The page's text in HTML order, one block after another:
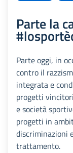
Parte la
Parte oggi, in
contro il
integrata e
progetti
e società
progetti in
discriminazioni
trattamento.